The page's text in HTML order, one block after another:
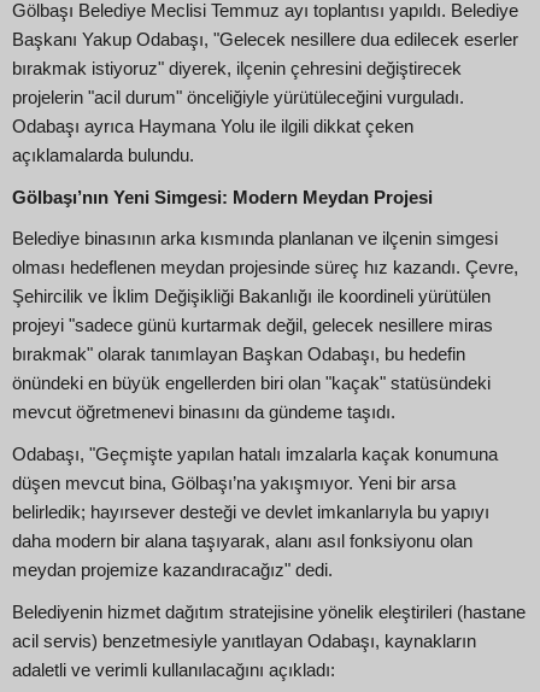
Gölbaşı Belediye Meclisi Temmuz ayı toplantısı yapıldı. Belediye
Başkanı Yakup Odabaşı, "Gelecek nesillere dua edilecek eserler
bırakmak istiyoruz" diyerek, ilçenin çehresini değiştirecek
projelerin "acil durum" önceliğiyle yürütüleceğini vurguladı.
Odabaşı ayrıca Haymana Yolu ile ilgili dikkat çeken
açıklamalarda bulundu.
Gölbaşı’nın Yeni Simgesi: Modern Meydan Projesi
Belediye binasının arka kısmında planlanan ve ilçenin simgesi
olması hedeflenen meydan projesinde süreç hız kazandı. Çevre,
Şehircilik ve İklim Değişikliği Bakanlığı ile koordineli yürütülen
projeyi "sadece günü kurtarmak değil, gelecek nesillere miras
bırakmak" olarak tanımlayan Başkan Odabaşı, bu hedefin
önündeki en büyük engellerden biri olan "kaçak" statüsündeki
mevcut öğretmenevi binasını da gündeme taşıdı.
Odabaşı, "Geçmişte yapılan hatalı imzalarla kaçak konumuna
düşen mevcut bina, Gölbaşı’na yakışmıyor. Yeni bir arsa
belirledik; hayırsever desteği ve devlet imkanlarıyla bu yapıyı
daha modern bir alana taşıyarak, alanı asıl fonksiyonu olan
meydan projemize kazandıracağız" dedi.
Belediyenin hizmet dağıtım stratejisine yönelik eleştirileri (hastane
acil servis) benzetmesiyle yanıtlayan Odabaşı, kaynakların
adaletli ve verimli kullanılacağını açıkladı: